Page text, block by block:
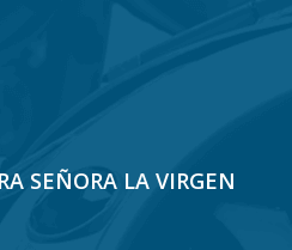
SEÑORA LA VIRGEN